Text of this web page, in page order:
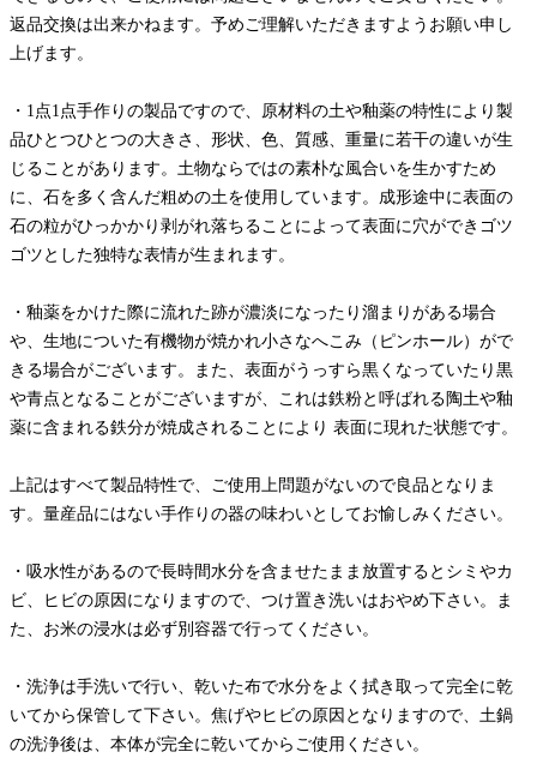
返品交換は出来かねます。予めご理解いただきますようお願い申し
上げます。
・1点1点手作りの製品ですので、原材料の土や釉薬の特性により製
品ひとつひとつの大きさ、形状、色、質感、重量に若干の違いが生
じることがあります。土物ならではの素朴な風合いを生かすため
に、石を多く含んだ粗めの土を使用しています。成形途中に表面の
石の粒がひっかかり剥がれ落ちることによって表面に穴ができゴツ
ゴツとした独特な表情が生まれます。
・釉薬をかけた際に流れた跡が濃淡になったり溜まりがある場合
や、生地についた有機物が焼かれ小さなへこみ（ピンホール）がで
きる場合がございます。また、表面がうっすら黒くなっていたり黒
や青点となることがございますが、これは鉄粉と呼ばれる陶土や釉
薬に含まれる鉄分が焼成されることにより 表面に現れた状態です。
上記はすべて製品特性で、ご使用上問題がないので良品となりま
す。量産品にはない手作りの器の味わいとしてお愉しみください。
・吸水性があるので長時間水分を含ませたまま放置するとシミやカ
ビ、ヒビの原因になりますので、つけ置き洗いはおやめ下さい。ま
た、お米の浸水は必ず別容器で行ってください。
・洗浄は手洗いで行い、乾いた布で水分をよく拭き取って完全に乾
いてから保管して下さい。焦げやヒビの原因となりますので、土鍋
の洗浄後は、本体が完全に乾いてからご使用ください。